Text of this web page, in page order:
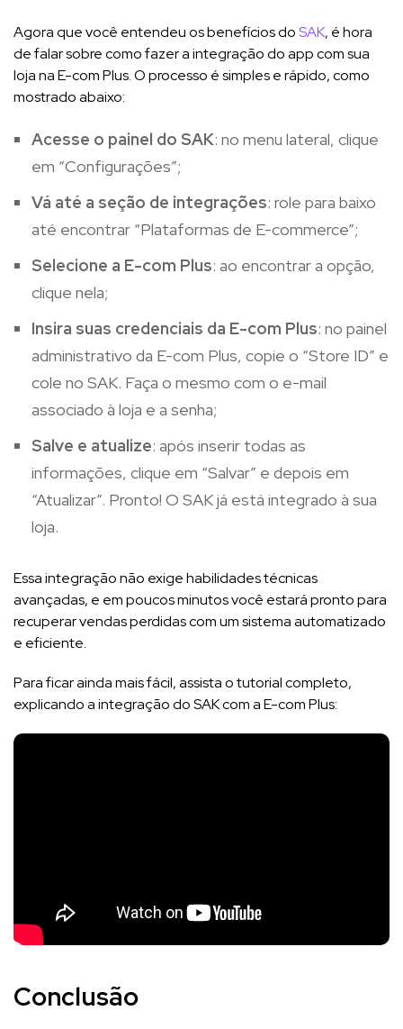
Agora que você entendeu os benefícios doSAK, é hora
de falar sobre como fazer a integração do app com sua
loja na E-com Plus. O processo é simples e rápido, como
mostrado abaixo:
Acesse o painel do SAK: no menu lateral, clique
em “Configurações”;
Vá até a seção de integrações: role para baixo
até encontrar “Plataformas de E-commerce”;
Selecione a E-com Plus: ao encontrar a opção,
clique nela;
Insira suas credenciais da E-com Plus: no painel
administrativo da E-com Plus, copie o “Store ID” e
cole no SAK. Faça o mesmo com o e-mail
associado à loja e a senha;
Salve e atualize: após inserir todas as
informações, clique em “Salvar” e depois em
“Atualizar”. Pronto! O SAK já está integrado à sua
loja.
Essa integração não exige habilidades técnicas
avançadas, e em poucos minutos você estará pronto para
recuperar vendas perdidas com um sistema automatizado
e eficiente.
Para ficar ainda mais fácil, assista o tutorial completo,
explicando a integração do SAK com a E-com Plus:
Conclusão